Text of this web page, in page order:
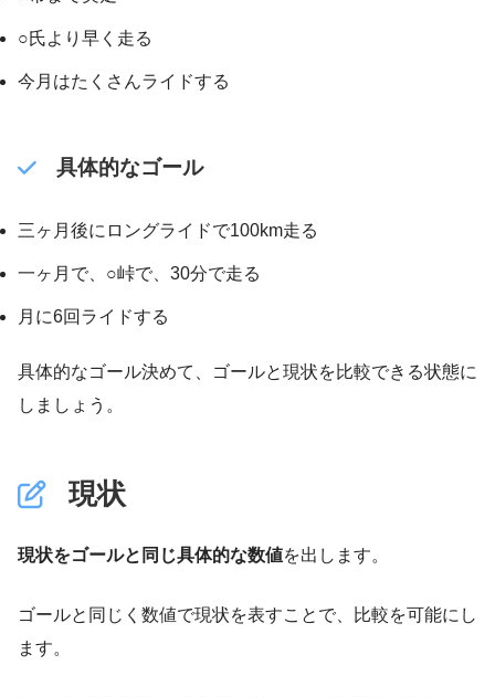
○氏より早く走る
今月はたくさんライドする
具体的なゴール
三ヶ月後にロングライドで100km走る
一ヶ月で、○峠で、30分で走る
月に6回ライドする
具体的なゴール決めて、ゴールと現状を比較できる状態に
しましょう。
現状
現状をゴールと同じ具体的な数値を出します。
ゴールと同じく数値で現状を表すことで、比較を可能にし
ます。